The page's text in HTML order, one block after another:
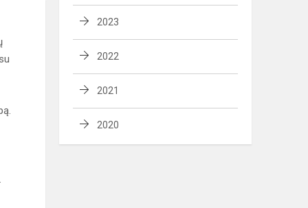
2023
2022
2021
2020